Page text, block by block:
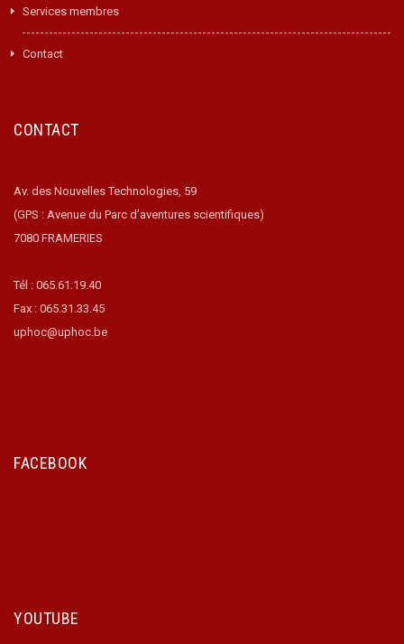
Services membres
Contact
CONTACT
Av. des Nouvelles Technologies, 59
(GPS : Avenue du Parc d’aventures scientifiques)
7080 FRAMERIES
Tél : 065.61.19.40
Fax : 065.31.33.45
uphoc@uphoc.be
FACEBOOK
YOUTUBE